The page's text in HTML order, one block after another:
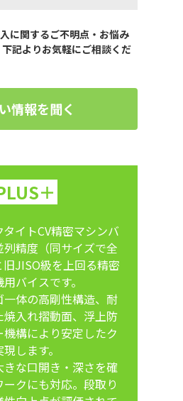
に関するご不明点・お悩み
記よりお気軽にご相談くだ
情報を聞く
＋
イトCV精密マシンバ
精度（同サイズで全
JISO級を上回る精密
バイスです。
体の高剛性構造、耐
入れ摺動面、浮上防
機構により安定したク
します。
な口開き・深さを確
クにも対応。段取り